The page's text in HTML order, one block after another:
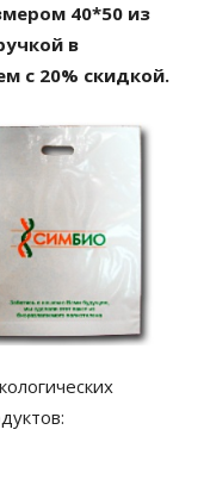
40*50 из
в
с 20% скидкой.